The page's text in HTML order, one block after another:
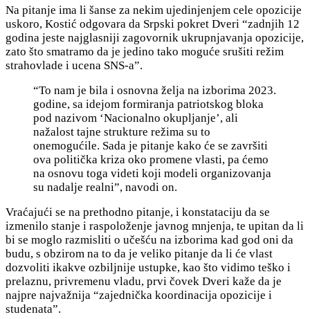
Na pitanje ima li šanse za nekim ujedinjenjem cele opozicije
uskoro, Kostić odgovara da Srpski pokret Dveri “zadnjih 12
godina jeste najglasniji zagovornik ukrupnjavanja opozicije,
zato što smatramo da je jedino tako moguće srušiti režim
strahovlade i ucena SNS-a”.
“To nam je bila i osnovna želja na izborima 2023.
godine, sa idejom formiranja patriotskog bloka
pod nazivom ‘Nacionalno okupljanje’, ali
nažalost tajne strukture režima su to
onemogućile. Sada je pitanje kako će se završiti
ova politička kriza oko promene vlasti, pa ćemo
na osnovu toga videti koji modeli organizovanja
su nadalje realni”, navodi on.
Vraćajući se na prethodno pitanje, i konstataciju da se
izmenilo stanje i raspoloženje javnog mnjenja, te upitan da li
bi se moglo razmisliti o učešću na izborima kad god oni da
budu, s obzirom na to da je veliko pitanje da li će vlast
dozvoliti ikakve ozbiljnije ustupke, kao što vidimo teško i
prelaznu, privremenu vladu, prvi čovek Dveri kaže da je
najpre najvažnija “zajednička koordinacija opozicije i
studenata”.